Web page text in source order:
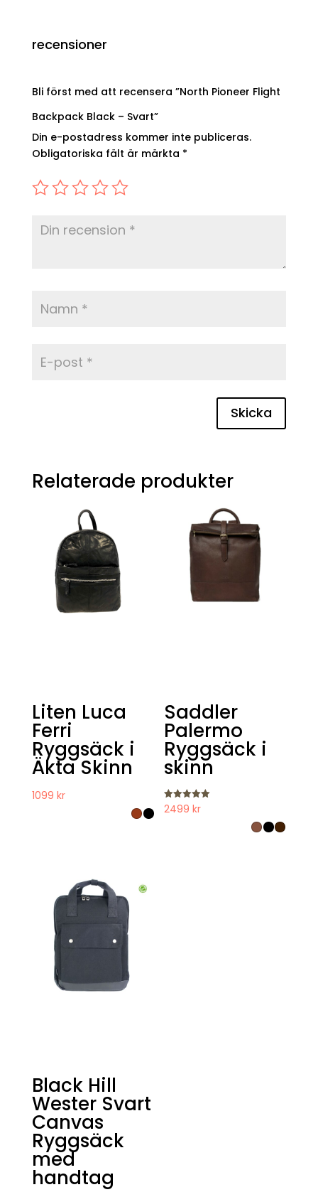
recensioner
Bli först med att recensera ”North Pioneer Flight
Backpack Black – Svart”
Din e-postadress kommer inte publiceras.
Obligatoriska fält är märkta *
Skicka
Relaterade produkter
Liten Luca
Ferri
Ryggsäck i
Äkta Skinn
1099 kr
Saddler
Palermo
Ryggsäck i
skinn
Betygsatt
5.00
2499kr
Black Hill
Wester Svart
Canvas
Ryggsäck
med
handtag